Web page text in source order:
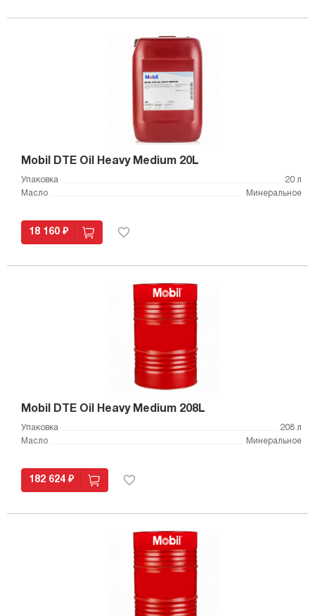
Mobil DTE Oil Heavy Medium 20L
Упаковка
20 л
Масло
Минеральное
18 160 ₽
Mobil DTE Oil Heavy Medium 208L
Упаковка
208 л
Масло
Минеральное
182 624 ₽